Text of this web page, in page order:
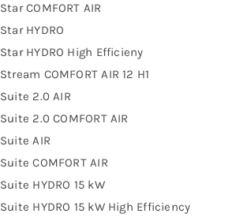
Star COMFORT AIR
Star HYDRO
Star HYDRO High Efficieny
Stream COMFORT AIR 12 H1
Suite 2.0 AIR
Suite 2.0 COMFORT AIR
Suite AIR
Suite COMFORT AIR
Suite HYDRO 15 kW
Suite HYDRO 15 kW High Efficiency